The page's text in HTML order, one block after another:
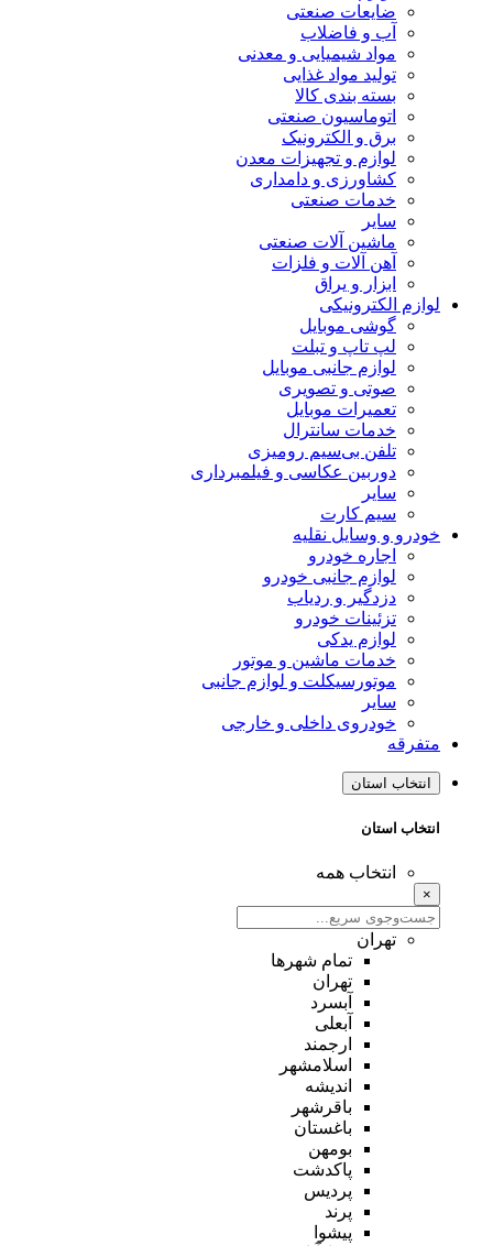
ضایعات صنعتی
آب و فاضلاب
مواد شیمیایی و معدنی
تولید مواد غذایی
بسته بندی کالا
اتوماسیون صنعتی
برق و الکترونیک
لوازم و تجهیزات معدن
کشاورزی و دامداری
خدمات صنعتی
سایر
ماشین آلات صنعتی
آهن آلات و فلزات
ابزار و یراق
لوازم الکترونیکی
گوشی موبایل
لپ تاپ و تبلت
لوازم جانبی موبایل
صوتی و تصویری
تعمیرات موبایل
خدمات سانترال
تلفن بی‌سیم رومیزی
دوربین عکاسی و فیلمبرداری
سایر
سیم کارت
خودرو و وسایل نقلیه
اجاره خودرو
لوازم جانبی خودرو
دزدگیر و ردیاب
تزئینات خودرو
لوازم یدکی
خدمات ماشین و موتور
موتورسیکلت و لوازم جانبی
سایر
خودروی داخلی و خارجی
متفرقه
انتخاب استان
انتخاب استان
انتخاب همه
×
تهران
تمام شهر‌ها
تهران
آبسرد
آبعلی
ارجمند
اسلامشهر
اندیشه
باقرشهر
باغستان
بومهن
پاکدشت
پردیس
پرند
پیشوا